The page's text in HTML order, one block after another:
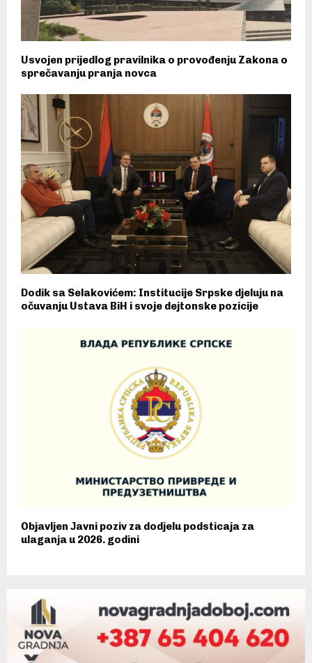
Usvojen prijedlog pravilnika o provođenju Zakona o
sprečavanju pranja novca
Dodik sa Selakovićem: Institucije Srpske djeluju na
očuvanju Ustava BiH i svoje dejtonske pozicije
Objavljen Јavni poziv za dodjelu podsticaja za
ulaganja u 2026. godini